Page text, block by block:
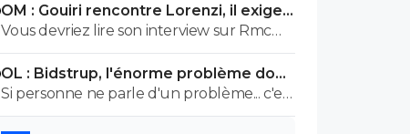
risque de se retrouver en prison pour viol
durant cette saison.
OM : Gouiri rencontre Lorenzi, il exige
des explications
Vous devriez lire son interview sur Rmc
Sport, il veut rester à l'OM et n'a pas
l'intention de partir.
OL : Bidstrup, l'énorme problème dont
personne n'ose parler
Si personne ne parle d'un problème... c'est
qu'il n'y a pas de problème. ^^